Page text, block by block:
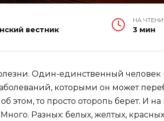
вестник
НА
3 мин
Один-единственный человек
которыми он может
этом, то просто оторопь берет. И
Разных: белых, желтых,